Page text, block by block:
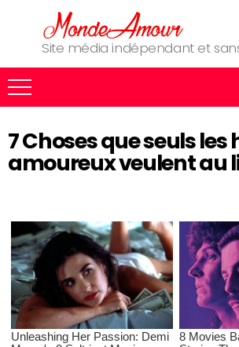
Site média indépendant et
7 Choses que seuls
amoureux veulent au